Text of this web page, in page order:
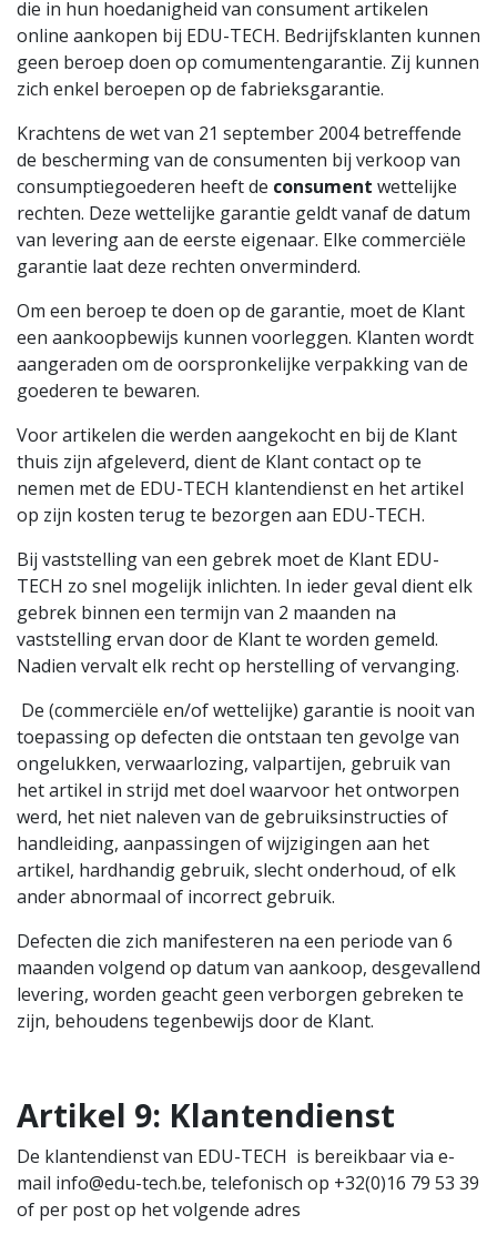
die in hun hoedanigheid van consument artikelen
online aankopen bij EDU-TECH. Bedrijfsklanten kunnen
geen beroep doen op comumentengarantie. Zij kunnen
zich enkel beroepen op de fabrieksgarantie.
Krachtens de wet van 21 september 2004 betreffende
de bescherming van de consumenten bij verkoop van
consumptiegoederen heeft de consument wettelijke
rechten. Deze wettelijke garantie geldt vanaf de datum
van levering aan de eerste eigenaar. Elke commerciële
garantie laat deze rechten onverminderd.
Om een beroep te doen op de garantie, moet de Klant
een aankoopbewijs kunnen voorleggen. Klanten wordt
aangeraden om de oorspronkelijke verpakking van de
goederen te bewaren.
Voor artikelen die werden aangekocht en bij de Klant
thuis zijn afgeleverd, dient de Klant contact op te
nemen met de EDU-TECH klantendienst en het artikel
op zijn kosten terug te bezorgen aan EDU-TECH.
Bij vaststelling van een gebrek moet de Klant EDU-
TECH zo snel mogelijk inlichten. In ieder geval dient elk
gebrek binnen een termijn van 2 maanden na
vaststelling ervan door de Klant te worden gemeld.
Nadien vervalt elk recht op herstelling of vervanging.
De (commerciële en/of wettelijke) garantie is nooit van
toepassing op defecten die ontstaan ten gevolge van
ongelukken, verwaarlozing, valpartijen, gebruik van
het artikel in strijd met doel waarvoor het ontworpen
werd, het niet naleven van de gebruiksinstructies of
handleiding, aanpassingen of wijzigingen aan het
artikel, hardhandig gebruik, slecht onderhoud, of elk
ander abnormaal of incorrect gebruik.
Defecten die zich manifesteren na een periode van 6
maanden volgend op datum van aankoop, desgevallend
levering, worden geacht geen verborgen gebreken te
zijn, behoudens tegenbewijs door de Klant.
Artikel 9: Klantendienst
De klantendienst van EDU-TECH is bereikbaar via e-
mail info@edu-tech.be, telefonisch op +32(0)16 79 53 39
of per post op het volgende adres